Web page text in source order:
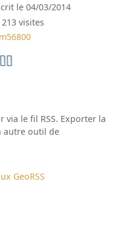
le 04/03/2014
visites
via le fil RSS. Exporter la
autre outil de
GeoRSS